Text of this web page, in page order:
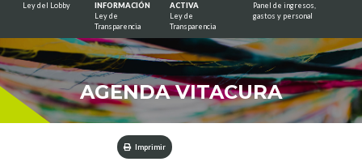
Ley del Lobby
INFORMACIÓN
Ley de
Transparencia
ACTIVA
Ley de
Transparencia
Panel de ingresos,
gastos y personal
AGENDA VITACURA
Imprimir